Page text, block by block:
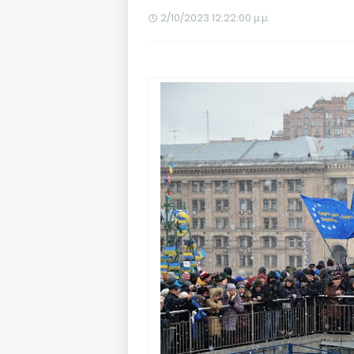
2/10/2023 12:22:00 μ.μ.